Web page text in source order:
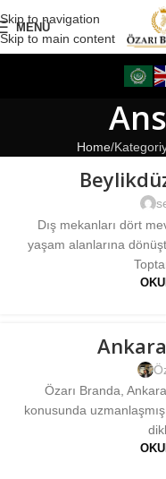
Skip to navigation
Skip to main content
MENÜ
Home
Dış mekanları dört
yaşam alanlarına
Özarı Branda,
konusunda